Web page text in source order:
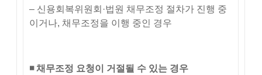
– 신용회복위원회·법원 채무조정 절차가 진행 중
이거나, 채무조정을 이행 중인 경우
◾채무조정 요청이 거절될 수 있는 경우